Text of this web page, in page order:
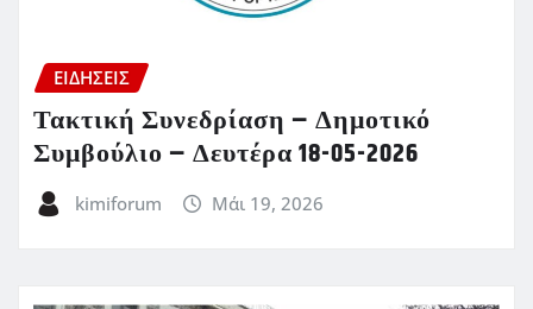
ΕΙΔΗΣΕΙΣ
Τακτική Συνεδρίαση – Δημοτικό
Συμβούλιο – Δευτέρα 18-05-2026
kimiforum Μάι 19, 2026